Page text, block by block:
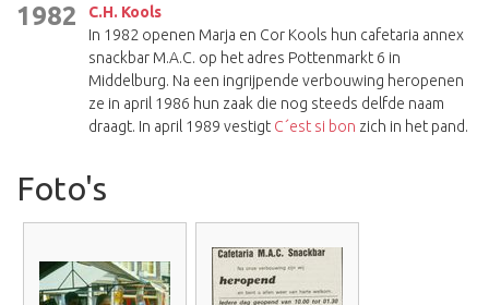
1982
C.H. Kools
In 1982 openen Marja en Cor Kools hun cafetaria annex
snackbar M.A.C. op het adres Pottenmarkt 6 in
Middelburg. Na een ingrijpende verbouwing heropenen
ze in april 1986 hun zaak die nog steeds delfde naam
draagt. In april 1989 vestigt C´est si bon zich in het pand.
Foto's